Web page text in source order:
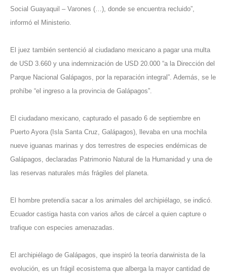
Social Guayaquil – Varones (…), donde se encuentra recluido”,
informó el Ministerio.
El juez también sentenció al ciudadano mexicano a pagar una multa
de USD 3.660 y una indemnización de USD 20.000 “a la Dirección del
Parque Nacional Galápagos, por la reparación integral”. Además, se le
prohíbe “el ingreso a la provincia de Galápagos”.
El ciudadano mexicano, capturado el pasado 6 de septiembre en
Puerto Ayora (Isla Santa Cruz, Galápagos), llevaba en una mochila
nueve iguanas marinas y dos terrestres de especies endémicas de
Galápagos, declaradas Patrimonio Natural de la Humanidad y una de
las reservas naturales más frágiles del planeta.
El hombre pretendía sacar a los animales del archipiélago, se indicó.
Ecuador castiga hasta con varios años de cárcel a quien capture o
trafique con especies amenazadas.
El archipiélago de Galápagos, que inspiró la teoría darwinista de la
evolución, es un frágil ecosistema que alberga la mayor cantidad de